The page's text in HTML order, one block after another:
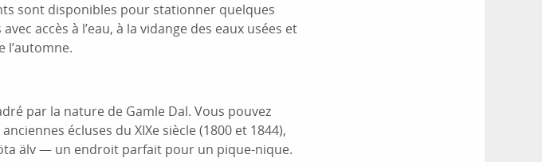
sont disponibles pour stationner quelques
accès à l’eau, à la vidange des eaux usées et
l’automne.
par la nature de Gamle Dal. Vous pouvez
écluses du XIXe siècle (1800 et 1844),
älv — un endroit parfait pour un pique-nique.